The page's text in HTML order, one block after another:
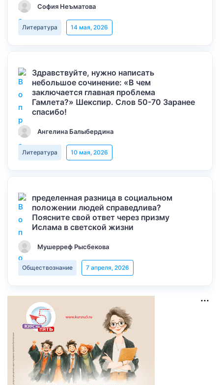
София Неъматова
Литература 14 мая, 2026
Здравствуйте, нужно написать
небольшое сочинение: «В чем
заключается главная проблема
Гамлета?» Шекспир. Слов 50-70 Заранее
спасибо!
Ангелина Балыбердина
Литература 10 мая, 2026
пределенная разница в социальном
положении людей справедлива?
Поясните свой ответ через призму
Ислама в светской жизни
Мушерреф Рысбекова
Обществознание 7 апреля, 2026